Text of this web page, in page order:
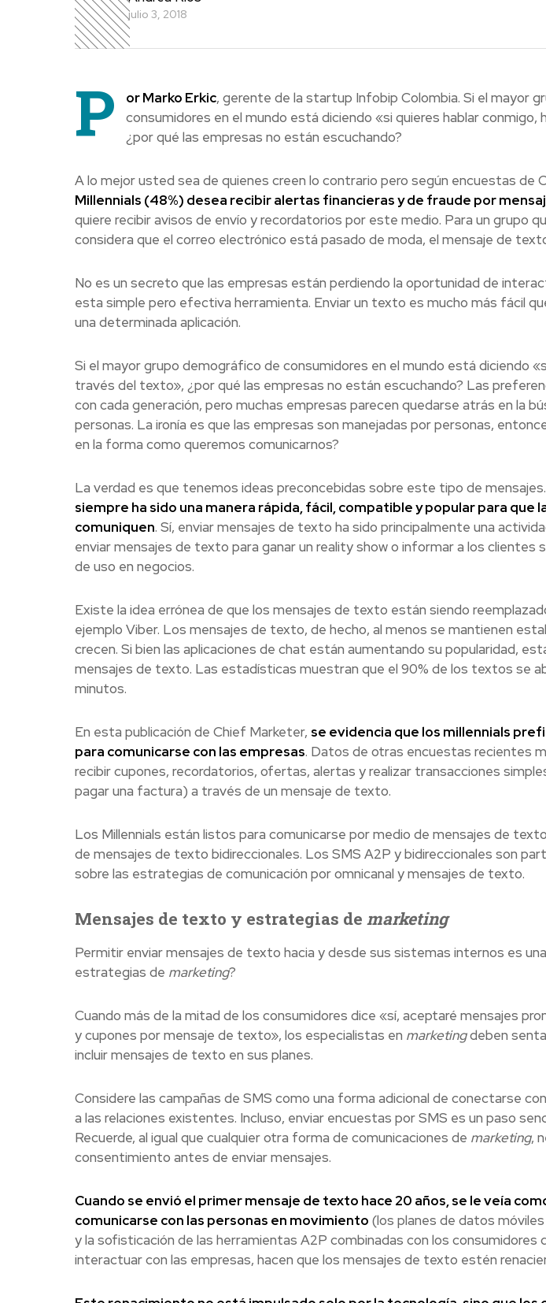
julio 3, 2018
P or Marko Erkic, gerente de la startup Infobip Colombia. Si el mayor
consumidores en el mundo está diciendo «si quieres hablar
¿por qué las empresas no están escuchando?
A lo mejor usted sea de quienes creen lo contrario pero según encuestas de
Millennials (48%) desea recibir alertas financieras y de fraude por
quiere recibir avisos de envío y recordatorios por este medio. Para un grupo
considera que el correo electrónico está pasado de moda, el mensaje de
No es un secreto que las empresas están perdiendo la oportunidad de
esta simple pero efectiva herramienta. Enviar un texto es mucho más fácil
una determinada aplicación.
Si el mayor grupo demográfico de consumidores en el mundo está diciendo
través del texto», ¿por qué las empresas no están escuchando? Las
con cada generación, pero muchas empresas parecen quedarse atrás en la
personas. La ironía es que las empresas son manejadas por personas,
en la forma como queremos comunicarnos?
La verdad es que tenemos ideas preconcebidas sobre este tipo de mensajes.
siempre ha sido una manera rápida, fácil, compatible y popular para que
comuniquen. Sí, enviar mensajes de texto ha sido principalmente una
enviar mensajes de texto para ganar un reality show o informar a los clientes
de uso en negocios.
Existe la idea errónea de que los mensajes de texto están siendo
ejemplo Viber. Los mensajes de texto, de hecho, al menos se mantienen
crecen. Si bien las aplicaciones de chat están aumentando su popularidad,
mensajes de texto. Las estadísticas muestran que el 90% de los textos se
minutos.
En esta publicación de Chief Marketer, se evidencia que los millennials
para comunicarse con las empresas. Datos de otras encuestas recientes
recibir cupones, recordatorios, ofertas, alertas y realizar transacciones
pagar una factura) a través de un mensaje de texto.
Los Millennials están listos para comunicarse por medio de mensajes de
de mensajes de texto bidireccionales. Los SMS A2P y bidireccionales son
sobre las estrategias de comunicación por omnicanal y mensajes de texto.
Mensajes de texto y estrategias de marketing
Permitir enviar mensajes de texto hacia y desde sus sistemas internos es
estrategias de marketing?
Cuando más de la mitad de los consumidores dice «sí, aceptaré mensajes
y cupones por mensaje de texto», los especialistas en marketingdeben
incluir mensajes de texto en sus planes.
Considere las campañas de SMS como una forma adicional de conectarse
a las relaciones existentes. Incluso, enviar encuestas por SMS es un paso
Recuerde, al igual que cualquier otra forma de comunicaciones de marketing,
consentimiento antes de enviar mensajes.
Cuando se envió el primer mensaje de texto hace 20 años, se le veía
comunicarse con las personas en movimiento (los planes de datos
y la sofisticación de las herramientas A2P combinadas con los consumidores
interactuar con las empresas, hacen que los mensajes de texto estén